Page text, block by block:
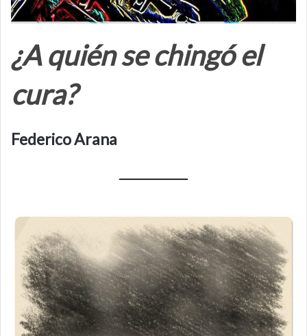
¿A quién se chingó el
cura?
Federico Arana